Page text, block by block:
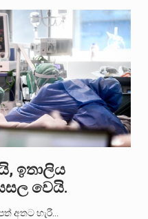
ලාල් කාන්ත ඇමතිවරයා අධිකරණ විනිශ්චයකාරවරුන්ගේ විශ්‍රාම යෑමේ වයස සම්බන්ධයෙන් නිහඬව සිටින ලෙස තමාට දැනුම් දුන්…
හිටපු පොලිස්පති පූජිත් ජයසුන්දරට සහ හිටපු ආරක්ෂක අමාත්‍යංශ ලේකම් හේමසිරි ප්‍රනාන්දු විශේෂ ත්‍රිපුද්ගල මහාධිකරණය විසින්…
ඉතාලිය
වෙයි.
අතට හැරී…